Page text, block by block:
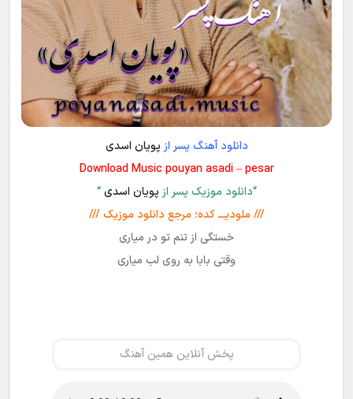
دانلود آهنگ پسر از پویان اسدی
Download Music pouyan asadi – pesar
“دانلود موزیک پسر از پویان اسدی“
/// ملودیـــ کده؛ مرجع دانلود موزیک ///
خستگی از تنم تو در میاری
وقتی بابا به روی لب میاری
پخش آنلاین همین آهنگ